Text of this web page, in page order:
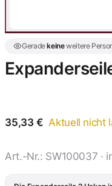
Geradekeineweitere
35,33 € Aktuell nicht
Art.-Nr.: SW100037 ·